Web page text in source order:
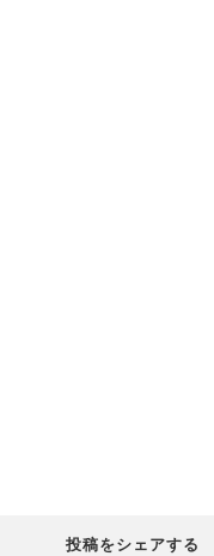
投稿をシェアする